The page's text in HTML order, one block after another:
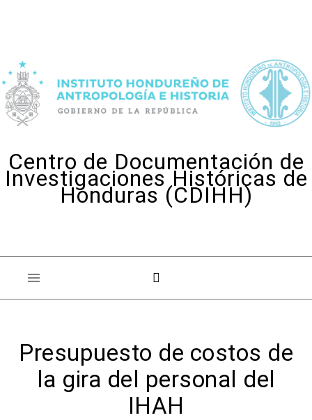
Centro de Documentación de
Investigaciones Históricas de
Honduras (CDIHH)
Presupuesto de costos de
la gira del personal del
IHAH